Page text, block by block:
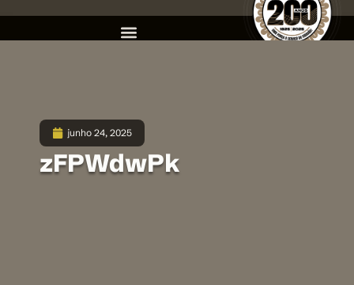
junho 24, 2025
zFPWdwPk